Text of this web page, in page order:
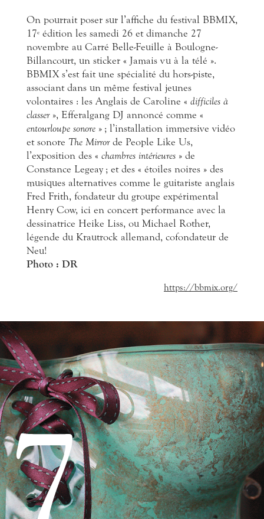
On pourrait poser sur l’affiche du festival BBMIX,
17e édition les samedi 26 et dimanche 27
novembre au Carré Belle-Feuille à Boulogne-
Billancourt, un sticker « Jamais vu à la télé ».
BBMIX s’est fait une spécialité du hors-piste,
associant dans un même festival jeunes
volontaires : les Anglais de Caroline « difficiles à
classer», Efferalgang DJ annoncé comme «
entourloupe sonore » ; l’installation immersive vidéo
et sonore The Mirrorde People Like Us,
l’exposition des « chambres intérieures » de
Constance Legeay ; et des « étoiles noires » des
musiques alternatives comme le guitariste anglais
Fred Frith, fondateur du groupe expérimental
Henry Cow, ici en concert performance avec la
dessinatrice Heike Liss, ou Michael Rother,
légende du Krautrock allemand, cofondateur de
Neu!
Photo : DR
https://bbmix.org/